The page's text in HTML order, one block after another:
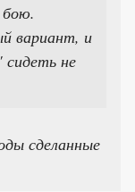
бою.
вариант, и
сидеть не
сделанные